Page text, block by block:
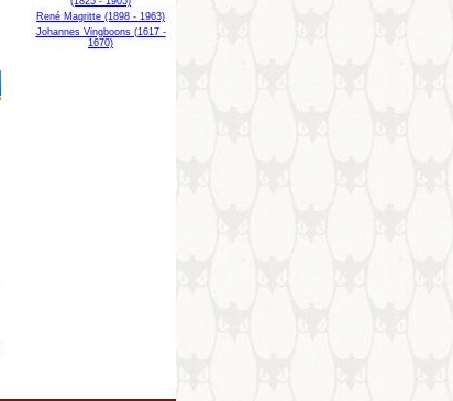
René Magritte (1898 - 1963)
Johannes Vingboons (1617 -
1670)